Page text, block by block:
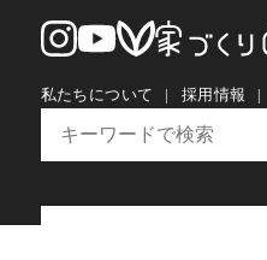
私たちについて 採用情報